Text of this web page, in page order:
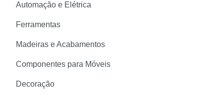
Automação e Elétrica
Ferramentas
Madeiras e Acabamentos
Componentes para Móveis
Decoração